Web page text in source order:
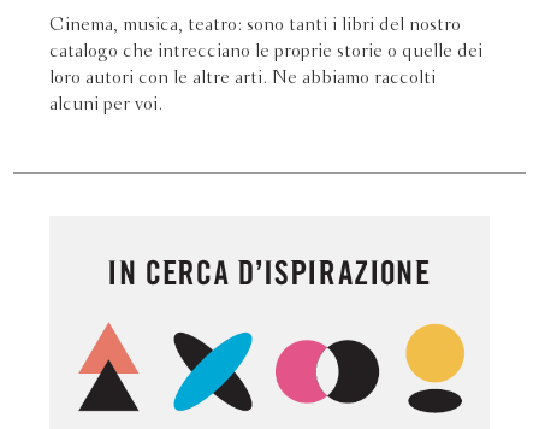
Cinema, musica, teatro: sono tanti i libri del nostro
catalogo che intrecciano le proprie storie o quelle dei
loro autori con le altre arti. Ne abbiamo raccolti
alcuni per voi.